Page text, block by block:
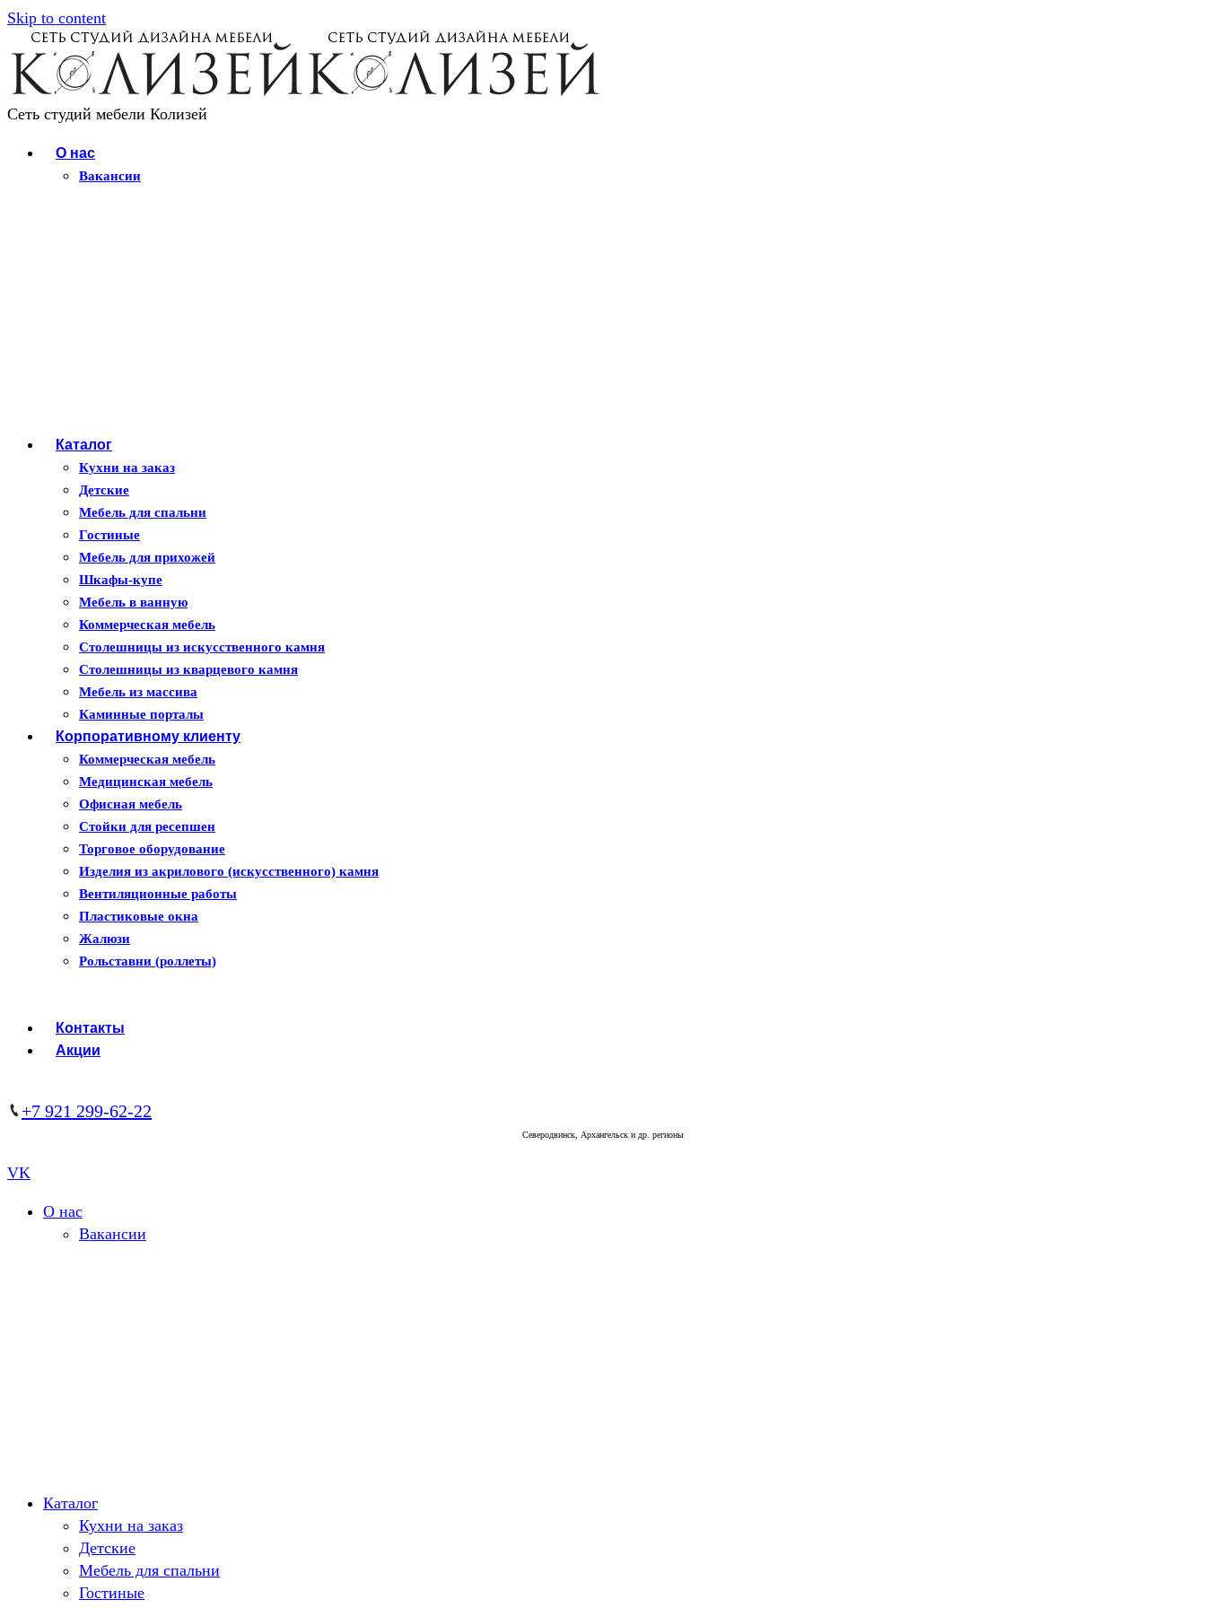
Skip to content
Сеть студий мебели Колизей
О нас
Вакансии
Каталог
Кухни на заказ
Детские
Мебель для спальни
Гостиные
Мебель для прихожей
Шкафы-купе
Мебель в ванную
Коммерческая мебель
Столешницы из искусственного камня
Столешницы из кварцевого камня
Мебель из массива
Каминные порталы
Камины Dimplex
Искусственный камень White Hills
Балконы ПВХ
Пластиковые окна
Жалюзи
Рулонные шторы
Корпоративному клиенту
Коммерческая мебель
Медицинская мебель
Офисная мебель
Стойки для ресепшен
Торговое оборудование
Изделия из акрилового (искусственного) камня
Вентиляционные работы
Пластиковые окна
Жалюзи
Рольставни (роллеты)
Контакты
Акции
+7 921 299-62-22
Северодвинск, Архангельск и др. регионы
VK
О нас
Вакансии
Каталог
Кухни на заказ
Детские
Мебель для спальни
Гостиные